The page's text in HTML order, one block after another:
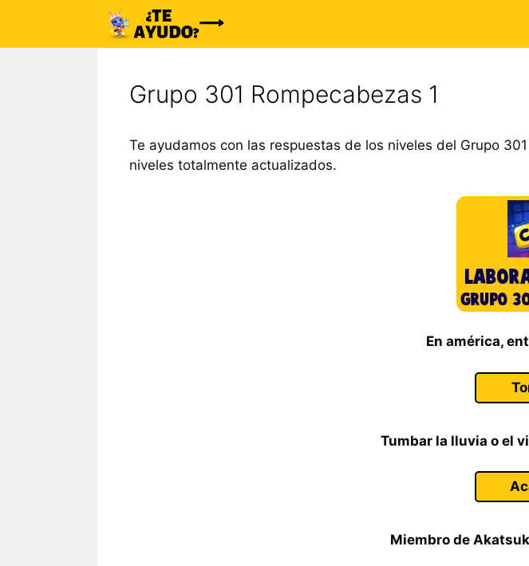
contenido
Grupo 301 Rompecabezas 1
Te ayudamos con las respuestas de los niveles del Grupo
niveles totalmente actualizados.
En américa,
Tumbar la lluvia o el
Miembro de